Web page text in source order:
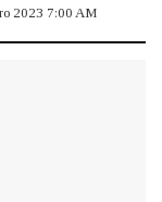
2023 7:00 AM